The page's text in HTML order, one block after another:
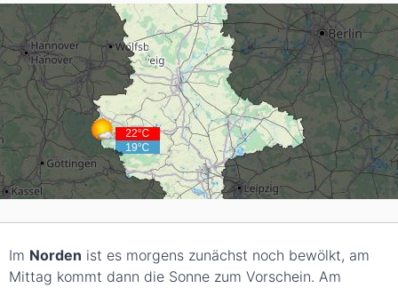
Im Norden ist es morgens zunächst noch bewölkt, am
Mittag kommt dann die Sonne zum Vorschein. Am